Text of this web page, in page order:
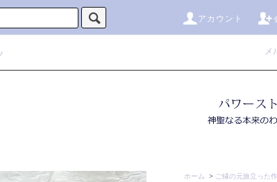
アカウント
メ
ホーム > ご縁の元旅立った